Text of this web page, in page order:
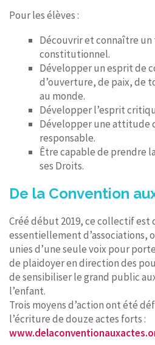
Pour les élèves :
Découvrir et connaître
constitutionnel.
Développer un esprit de
d’ouverture, de paix, de
au monde.
Développer l’esprit
Développer une attitude
responsable.
Être capable de prendre
ses Droits.
De la Convention
Créé début 2019, ce collectif est
essentiellement d’associations,
unies d’une seule voix pour
de plaidoyer en direction des
de sensibiliser le grand public
l’enfant.
Trois moyens d’action ont été
l’écriture de douze actes forts :